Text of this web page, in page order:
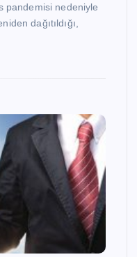
pandemisi nedeniyle
dağıtıldığı,